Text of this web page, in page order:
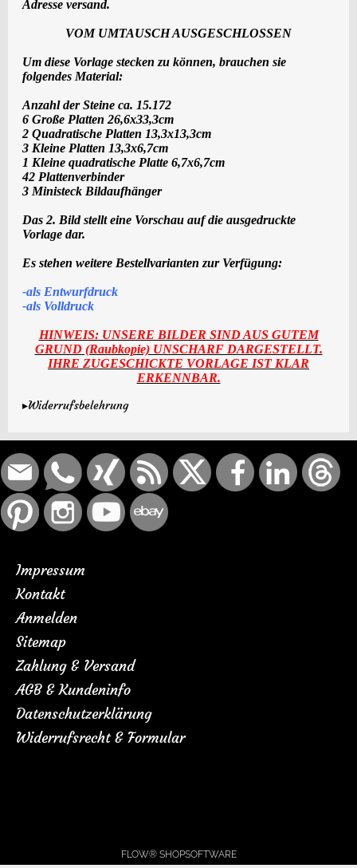
Adresse versand.
VOM UMTAUSCH AUSGESCHLOSSEN
Um diese Vorlage stecken zu können, brauchen sie
folgendes Material:
Anzahl der Steine ca. 15.172
6 Große Platten 26,6x33,3cm
2 Quadratische Platten 13,3x13,3cm
3 Kleine Platten 13,3x6,7cm
1 Kleine quadratische Platte 6,7x6,7cm
42 Plattenverbinder
3 Ministeck Bildaufhänger
Das 2. Bild stellt eine Vorschau auf die ausgedruckte
Vorlage dar.
Es stehen weitere Bestellvarianten zur Verfügung:
-als Entwurfdruck
-als Volldruck
HINWEIS: UNSERE BILDER SIND AUS GUTEM
GRUND (Raubkopie) UNSCHARF DARGESTELLT.
IHRE ZUGESCHICKTE VORLAGE IST KLAR
ERKENNBAR.
▸Widerrufsbelehrung
Impressum
Kontakt
Anmelden
Sitemap
Zahlung & Versand
AGB & Kundeninfo
Datenschutzerklärung
Widerrufsrecht & Formular
FLOW® SHOPSOFTWARE